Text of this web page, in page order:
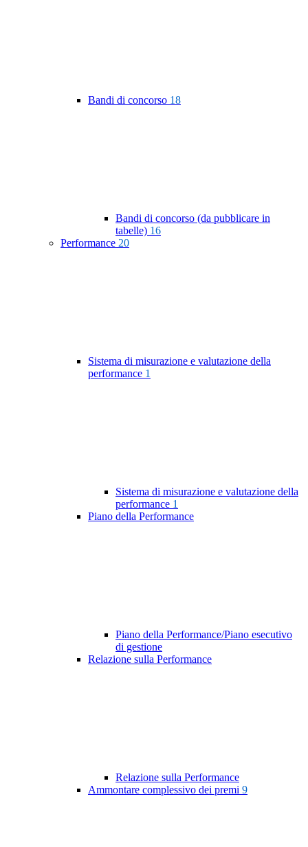
Bandi di concorso 18
Bandi di concorso (da pubblicare in
tabelle) 16
Performance 20
Sistema di misurazione e valutazione della
performance 1
Sistema di misurazione e valutazione della
performance 1
Piano della Performance
Piano della Performance/Piano esecutivo
di gestione
Relazione sulla Performance
Relazione sulla Performance
Ammontare complessivo dei premi 9